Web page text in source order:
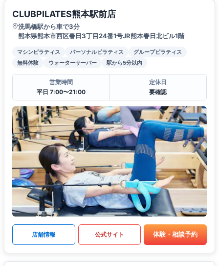
CLUBPILATES熊本駅前店
洗馬橋駅から車で3分
熊本県熊本市西区春日3丁目24番1号JR熊本春日北ビル1階
マシンピラティス パーソナルピラティス
グループピラティス
無料体験
ウォーターサーバー 駅から5分以内
営業時間
平日 7:00〜21:00
定休日
要確認
店舗情報 公式サイト 体験・相談予約